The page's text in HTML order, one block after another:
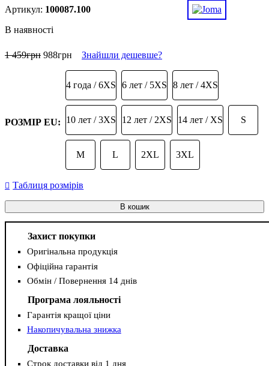
100087.100
В наявності
1 459грн 988грн Знайшли дешевше?
РОЗМІР EU:
4 года / 6XS 6 лет / 5XS 8 лет / 4XS
10 лет / 3XS 12 лет / 2XS 14 лет / XS S
M L 2XL 3XL
Таблиця розмірів
В кошик
Захист покупки
Оригінальна продукція
Офіційна гарантія
Обмін / Повернення 14 днів
Програма лояльності
Гарантія кращої ціни
Накопичувальна знижка
Доставка
Строк доставки від 1 дня